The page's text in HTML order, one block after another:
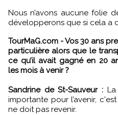
Nous n’avons aucune folie
développerons que si cela a
TourMaG.com - Vos 30 ans prennent forcément une saveur
particulière alors que le
ce qu’il avait gagné en 20
les mois à venir ?
Sandrine de St-Sauveur :
importante pour l’avenir,
ne doit pas revenir.